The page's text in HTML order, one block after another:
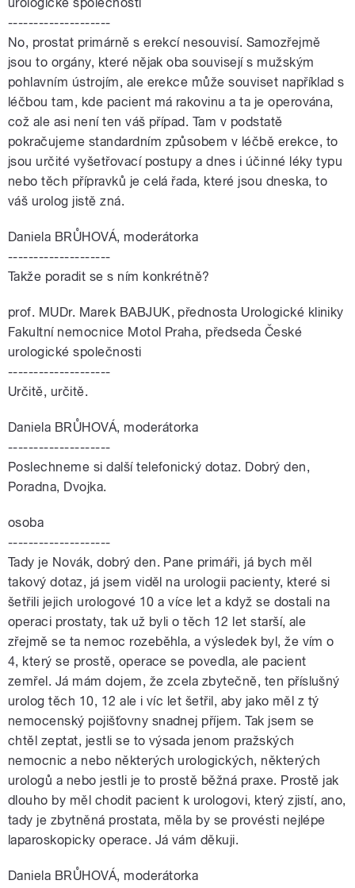
--------------------
No, prostat primárně s erekcí nesouvisí. Samozřejmě
jsou to orgány, které nějak oba souvisejí s mužským
pohlavním ústrojím, ale erekce může souviset například s
léčbou tam, kde pacient má rakovinu a ta je operována,
což ale asi není ten váš případ. Tam v podstatě
pokračujeme standardním způsobem v léčbě erekce, to
jsou určité vyšetřovací postupy a dnes i účinné léky typu
nebo těch přípravků je celá řada, které jsou dneska, to
váš urolog jistě zná.
Daniela BRŮHOVÁ, moderátorka
--------------------
Takže poradit se s ním konkrétně?
prof. MUDr. Marek BABJUK, přednosta Urologické kliniky
Fakultní nemocnice Motol Praha, předseda České
urologické společnosti
--------------------
Určitě, určitě.
Daniela BRŮHOVÁ, moderátorka
--------------------
Poslechneme si další telefonický dotaz. Dobrý den,
Poradna, Dvojka.
osoba
--------------------
Tady je Novák, dobrý den. Pane primáři, já bych měl
takový dotaz, já jsem viděl na urologii pacienty, které si
šetřili jejich urologové 10 a více let a když se dostali na
operaci prostaty, tak už byli o těch 12 let starší, ale
zřejmě se ta nemoc rozeběhla, a výsledek byl, že vím o
4, který se prostě, operace se povedla, ale pacient
zemřel. Já mám dojem, že zcela zbytečně, ten příslušný
urolog těch 10, 12 ale i víc let šetřil, aby jako měl z tý
nemocenský pojišťovny snadnej příjem. Tak jsem se
chtěl zeptat, jestli se to výsada jenom pražských
nemocnic a nebo některých urologických, některých
urologů a nebo jestli je to prostě běžná praxe. Prostě jak
dlouho by měl chodit pacient k urologovi, který zjistí, ano,
tady je zbytněná prostata, měla by se provésti nejlépe
laparoskopicky operace. Já vám děkuji.
Daniela BRŮHOVÁ, moderátorka